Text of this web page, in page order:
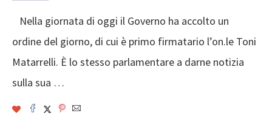
Nella giornata di oggi il Governo ha accolto un
ordine del giorno, di cui è primo firmatario l’on.le Toni
Matarrelli. È lo stesso parlamentare a darne notizia
sulla sua …